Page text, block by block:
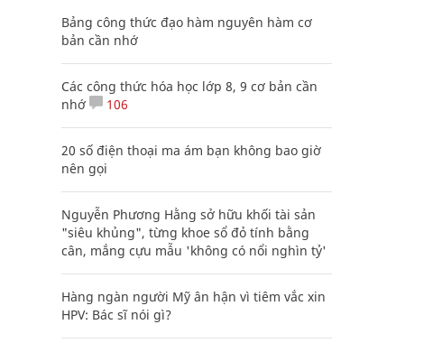
Bảng công thức đạo hàm nguyên hàm cơ
bản cần nhớ
Các công thức hóa học lớp 8, 9 cơ bản cần
nhớ
106
20 số điện thoại ma ám bạn không bao giờ
nên gọi
Nguyễn Phương Hằng sở hữu khối tài sản
"siêu khủng", từng khoe sổ đỏ tính bằng
cân, mắng cựu mẫu 'không có nổi nghìn tỷ'
Hàng ngàn người Mỹ ân hận vì tiêm vắc xin
HPV: Bác sĩ nói gì?